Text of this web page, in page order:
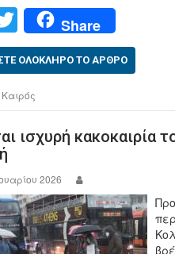
T
wi
tt
er
Share
ΟΛΌΚΛΗΡΟ ΤΟ ΆΡΘΡΟ
Καιρός
ισχυρή κακοκαιρία
2026